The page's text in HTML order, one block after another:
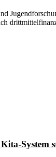
System